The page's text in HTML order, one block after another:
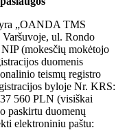
yra „OANDA TMS
ul. Rondo
(mokesčių mokėtojo
duomenis
teismų registro
byloje Nr. KRS:
560 PLN (visiškai
paskirtu duomenų
elektroniniu paštu: